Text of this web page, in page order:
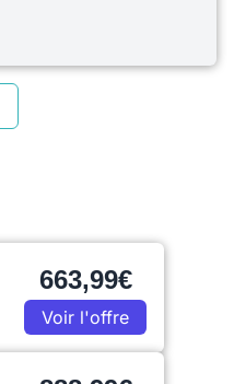
663,99€
Voir l'offre